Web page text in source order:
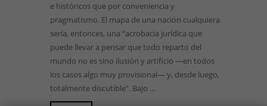
e históricos que por conveniencia y
pragmatismo. El mapa de una nación cualquiera
sería, entonces, una “acrobacia jurídica que
puede llevar a pensar que todo reparto del
mundo no es sino ilusión y artificio —en todos
los casos algo muy provisional— y, desde luego,
totalmente discutible”. Bajo ...